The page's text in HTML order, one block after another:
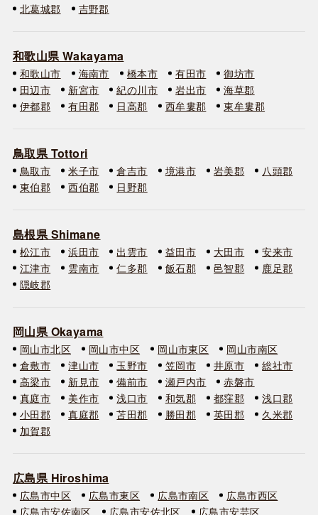
北葛城郡
吉野郡
和歌山県 Wakayama
和歌山市 海南市 橋本市 有田市
御坊市
田辺市
新宮市 紀の川市 岩出市
海草郡
伊都郡
有田郡 日高郡 西牟婁郡 東牟婁郡
鳥取県 Tottori
鳥取市 米子市 倉吉市 境港市 岩美郡
八頭郡
東伯郡
西伯郡 日野郡
島根県 Shimane
松江市 浜田市 出雲市 益田市 大田市
安来市
江津市
雲南市 仁多郡 飯石郡 邑智郡
鹿足郡
隠岐郡
岡山県 Okayama
岡山市北区 岡山市中区 岡山市東区
岡山市南区
倉敷市
津山市 玉野市 笠岡市 井原市
総社市
高梁市
新見市 備前市 瀬戸内市
赤磐市
真庭市
美作市 浅口市 和気郡 都窪郡
浅口郡
小田郡
真庭郡 苫田郡 勝田郡 英田郡
久米郡
加賀郡
広島県 Hiroshima
広島市中区 広島市東区 広島市南区
広島市西区
広島市安佐南区
広島市安佐北区 広島市安芸区